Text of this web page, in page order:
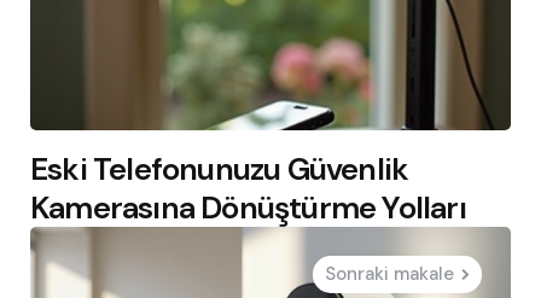
Eski Telefonunuzu Güvenlik
Kamerasına Dönüştürme Yolları
Sonraki makale